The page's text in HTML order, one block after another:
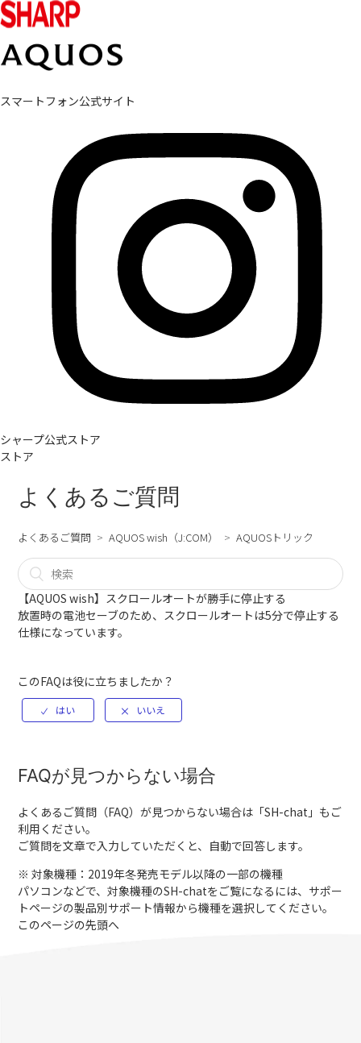
スマートフォン公式サイト
シャープ公式ストア
ストア
よくあるご質問
よくあるご質問 AQUOS wish（J:COM） AQUOSトリック
【AQUOS wish】スクロールオートが勝手に停止する
放置時の電池セーブのため、スクロールオートは5分で停止する
仕様になっています。
このFAQは役に立ちましたか？
FAQが見つからない場合
よくあるご質問（FAQ）が見つからない場合は「SH-chat 」もご
利用ください。
ご質問を文章で入力していただくと、自動で回答します。
※ 対象機種：2019年冬発売モデル以降の一部の機種
パソコンなどで、対象機種のSH-chatをご覧になるには、サポー
トページの製品別サポート情報から機種を選択してください。
このページの先頭へ